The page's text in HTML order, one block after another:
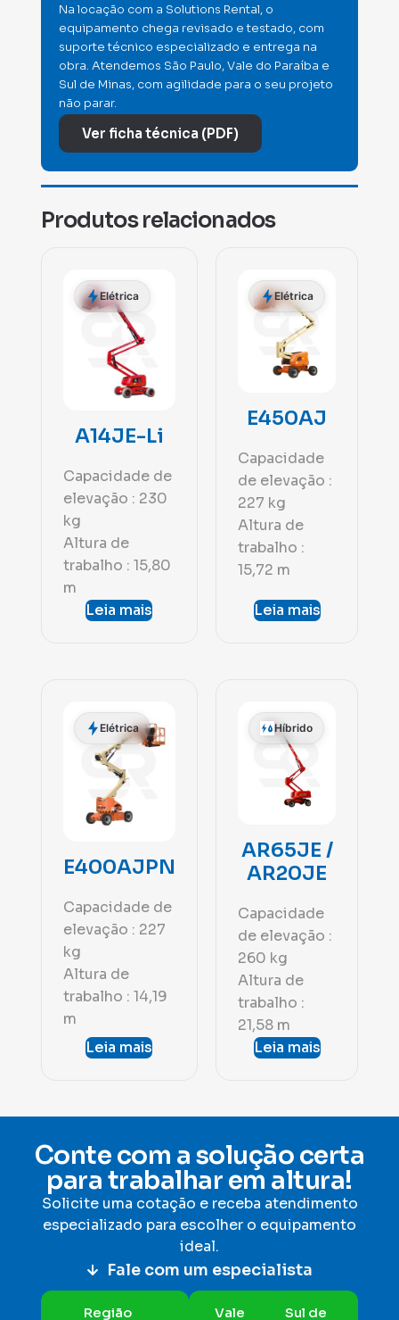
Na locação com a Solutions Rental, o
equipamento chega revisado e testado, com
suporte técnico especializado e entrega na
obra. Atendemos São Paulo, Vale do Paraíba e
Sul de Minas, com agilidade para o seu projeto
não parar.
Ver ficha técnica (PDF)
Produtos relacionados
Elétrica
A14JE-Li
Capacidade de
elevação : 230
kg
Altura de
trabalho : 15,80
m
Leia mais
Elétrica
E450AJ
Capacidade
de elevação :
227 kg
Altura de
trabalho :
15,72 m
Leia mais
Elétrica
E400AJPN
Capacidade de
elevação : 227
kg
Altura de
trabalho : 14,19
m
Leia mais
Híbrido
AR65JE /
AR20JE
Capacidade
de elevação :
260 kg
Altura de
trabalho :
21,58 m
Leia mais
Conte com a solução certa
para trabalhar em altura!
Solicite uma cotação e receba atendimento
especializado para escolher o equipamento
ideal.
Fale com um especialista
Região Vale Sul de